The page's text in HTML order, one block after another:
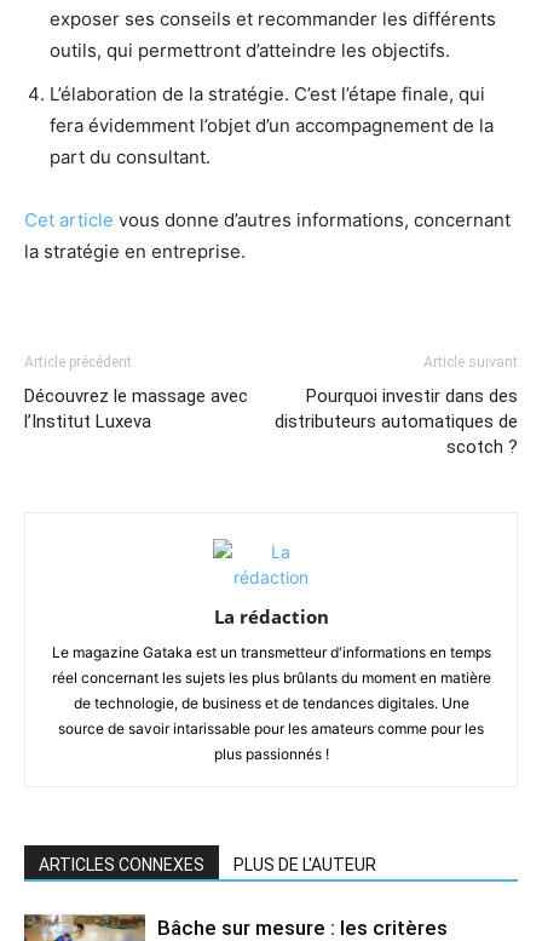
exposer ses conseils et recommander les différents
outils, qui permettront d’atteindre les objectifs.
L’élaboration de la stratégie. C’est l’étape finale, qui
fera évidemment l’objet d’un accompagnement de la
part du consultant.
Cet article vous donne d’autres informations, concernant
la stratégie en entreprise.
Article précédent
Découvrez le massage avec
l’Institut Luxeva
Article suivant
Pourquoi investir dans des
distributeurs automatiques de
scotch ?
La rédaction
Le magazine Gataka est un transmetteur d'informations en temps
réel concernant les sujets les plus brûlants du moment en matière
de technologie, de business et de tendances digitales. Une
source de savoir intarissable pour les amateurs comme pour les
plus passionnés !
ARTICLES CONNEXES PLUS DE L'AUTEUR
Bâche sur mesure : les critères